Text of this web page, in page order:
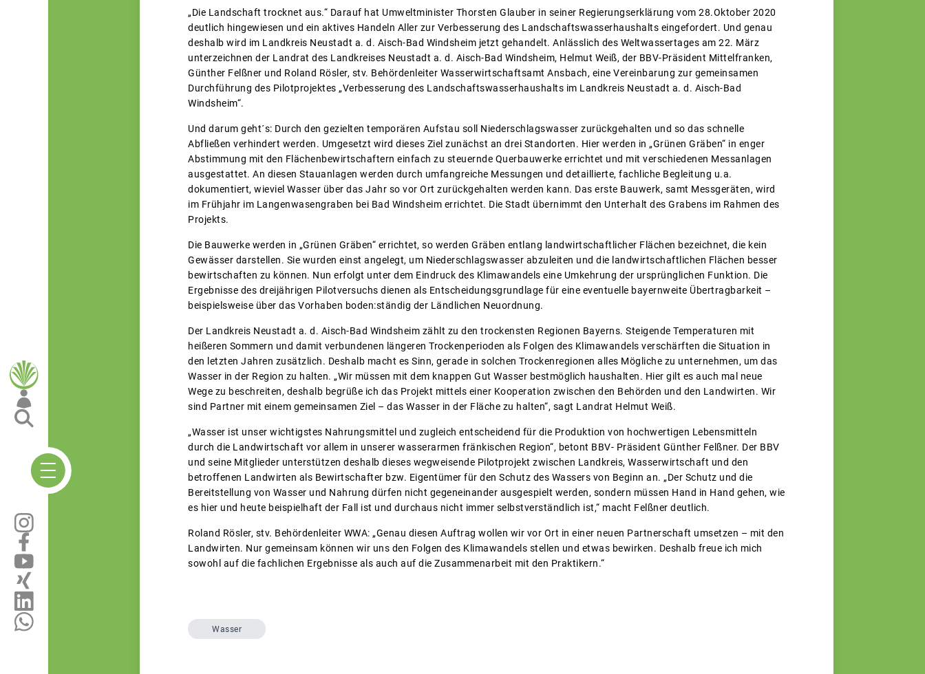
„Die Landschaft trocknet aus.“ Darauf hat Umweltminister Thorsten Glauber in seiner Regierungserklärung vom 28.Oktober 2020
deutlich hingewiesen und ein aktives Handeln Aller zur Verbesserung des Landschaftswasserhaushalts eingefordert. Und genau
deshalb wird im Landkreis Neustadt a. d. Aisch-Bad Windsheim jetzt gehandelt. Anlässlich des Weltwassertages am 22. März
unterzeichnen der Landrat des Landkreises Neustadt a. d. Aisch-Bad Windsheim, Helmut Weiß, der BBV-Präsident Mittelfranken,
Günther Felßner und Roland Rösler, stv. Behördenleiter Wasserwirtschaftsamt Ansbach, eine Vereinbarung zur gemeinsamen
Durchführung des Pilotprojektes „Verbesserung des Landschaftswasserhaushalts im Landkreis Neustadt a. d. Aisch-Bad
Windsheim“.
Und darum geht´s: Durch den gezielten temporären Aufstau soll Niederschlagswasser zurückgehalten und so das schnelle
Abfließen verhindert werden. Umgesetzt wird dieses Ziel zunächst an drei Standorten. Hier werden in „Grünen Gräben“ in enger
Abstimmung mit den Flächenbewirtschaftern einfach zu steuernde Querbauwerke errichtet und mit verschiedenen Messanlagen
ausgestattet. An diesen Stauanlagen werden durch umfangreiche Messungen und detaillierte, fachliche Begleitung u.a.
dokumentiert, wieviel Wasser über das Jahr so vor Ort zurückgehalten werden kann. Das erste Bauwerk, samt Messgeräten, wird
im Frühjahr im Langenwasengraben bei Bad Windsheim errichtet. Die Stadt übernimmt den Unterhalt des Grabens im Rahmen des
Projekts.
Die Bauwerke werden in „Grünen Gräben“ errichtet, so werden Gräben entlang landwirtschaftlicher Flächen bezeichnet, die kein
Gewässer darstellen. Sie wurden einst angelegt, um Niederschlagswasser abzuleiten und die landwirtschaftlichen Flächen besser
bewirtschaften zu können. Nun erfolgt unter dem Eindruck des Klimawandels eine Umkehrung der ursprünglichen Funktion. Die
Ergebnisse des dreijährigen Pilotversuchs dienen als Entscheidungsgrundlage für eine eventuelle bayernweite Übertragbarkeit –
beispielsweise über das Vorhaben boden:ständig der Ländlichen Neuordnung.
Der Landkreis Neustadt a. d. Aisch-Bad Windsheim zählt zu den trockensten Regionen Bayerns. Steigende Temperaturen mit
heißeren Sommern und damit verbundenen längeren Trockenperioden als Folgen des Klimawandels verschärften die Situation in
den letzten Jahren zusätzlich. Deshalb macht es Sinn, gerade in solchen Trockenregionen alles Mögliche zu unternehmen, um das
Wasser in der Region zu halten. „Wir müssen mit dem knappen Gut Wasser bestmöglich haushalten. Hier gilt es auch mal neue
Wege zu beschreiten, deshalb begrüße ich das Projekt mittels einer Kooperation zwischen den Behörden und den Landwirten. Wir
sind Partner mit einem gemeinsamen Ziel – das Wasser in der Fläche zu halten“, sagt Landrat Helmut Weiß.
„Wasser ist unser wichtigstes Nahrungsmittel und zugleich entscheidend für die Produktion von hochwertigen Lebensmitteln
durch die Landwirtschaft vor allem in unserer wasserarmen fränkischen Region“, betont BBV- Präsident Günther Felßner. Der BBV
und seine Mitglieder unterstützen deshalb dieses wegweisende Pilotprojekt zwischen Landkreis, Wasserwirtschaft und den
betroffenen Landwirten als Bewirtschafter bzw. Eigentümer für den Schutz des Wassers von Beginn an. „Der Schutz und die
Bereitstellung von Wasser und Nahrung dürfen nicht gegeneinander ausgespielt werden, sondern müssen Hand in Hand gehen, wie
es hier und heute beispielhaft der Fall ist und durchaus nicht immer selbstverständlich ist,“ macht Felßner deutlich.
Roland Rösler, stv. Behördenleiter WWA: „Genau diesen Auftrag wollen wir vor Ort in einer neuen Partnerschaft umsetzen – mit den
Landwirten. Nur gemeinsam können wir uns den Folgen des Klimawandels stellen und etwas bewirken. Deshalb freue ich mich
sowohl auf die fachlichen Ergebnisse als auch auf die Zusammenarbeit mit den Praktikern.“
Wasser